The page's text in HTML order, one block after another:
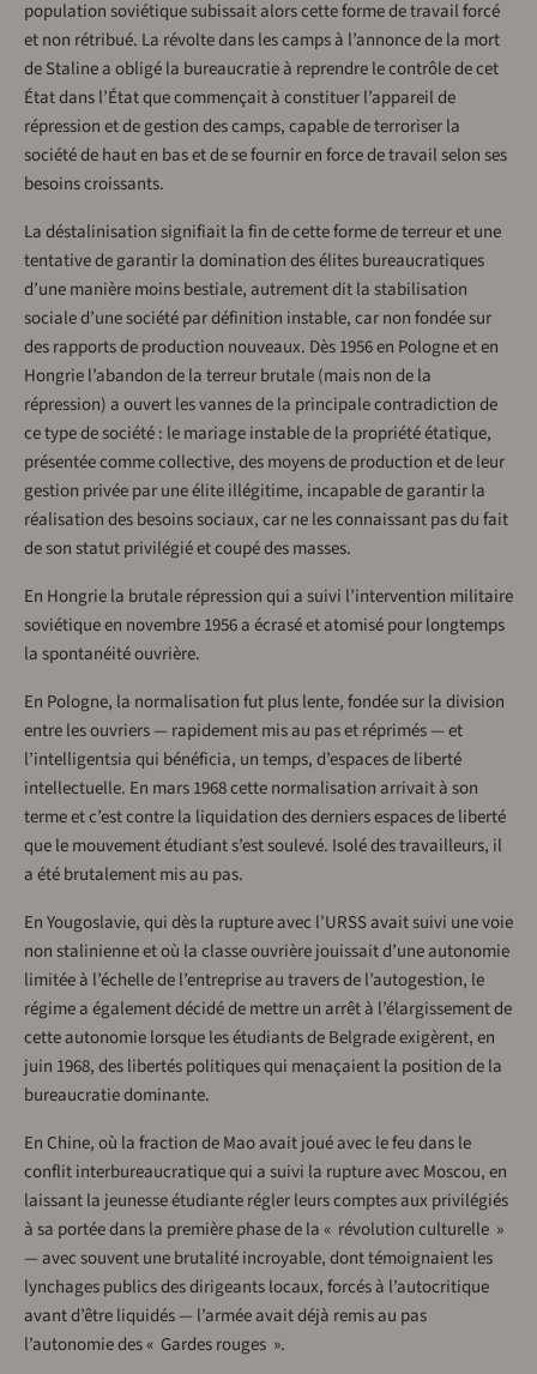
population soviétique subissait alors cette forme de travail forcé
et non rétribué. La révolte dans les camps à l’annonce de la mort
de Staline a obligé la bureaucratie à reprendre le contrôle de cet
État dans l’État que commençait à constituer l’appareil de
répression et de gestion des camps, capable de terroriser la
société de haut en bas et de se fournir en force de travail selon ses
besoins croissants.
La déstalinisation signifiait la fin de cette forme de terreur et une
tentative de garantir la domination des élites bureaucratiques
d’une manière moins bestiale, autrement dit la stabilisation
sociale d’une société par définition instable, car non fondée sur
des rapports de production nouveaux. Dès 1956 en Pologne et en
Hongrie l’abandon de la terreur brutale (mais non de la
répression) a ouvert les vannes de la principale contradiction de
ce type de société : le mariage instable de la propriété étatique,
présentée comme collective, des moyens de production et de leur
gestion privée par une élite illégitime, incapable de garantir la
réalisation des besoins sociaux, car ne les connaissant pas du fait
de son statut privilégié et coupé des masses.
En Hongrie la brutale répression qui a suivi l’intervention militaire
soviétique en novembre 1956 a écrasé et atomisé pour longtemps
la spontanéité ouvrière.
En Pologne, la normalisation fut plus lente, fondée sur la division
entre les ouvriers — rapidement mis au pas et réprimés — et
l’intelligentsia qui bénéficia, un temps, d’espaces de liberté
intellectuelle. En mars 1968 cette normalisation arrivait à son
terme et c’est contre la liquidation des derniers espaces de liberté
que le mouvement étudiant s’est soulevé. Isolé des travailleurs, il
a été brutalement mis au pas.
En Yougoslavie, qui dès la rupture avec l’URSS avait suivi une voie
non stalinienne et où la classe ouvrière jouissait d’une autonomie
limitée à l’échelle de l’entreprise au travers de l’autogestion, le
régime a également décidé de mettre un arrêt à l’élargissement de
cette autonomie lorsque les étudiants de Belgrade exigèrent, en
juin 1968, des libertés politiques qui menaçaient la position de la
bureaucratie dominante.
En Chine, où la fraction de Mao avait joué avec le feu dans le
conflit interbureaucratique qui a suivi la rupture avec Moscou, en
laissant la jeunesse étudiante régler leurs comptes aux privilégiés
à sa portée dans la première phase de la « révolution culturelle »
— avec souvent une brutalité incroyable, dont témoignaient les
lynchages publics des dirigeants locaux, forcés à l’autocritique
avant d’être liquidés — l’armée avait déjà remis au pas
l’autonomie des « Gardes rouges ».